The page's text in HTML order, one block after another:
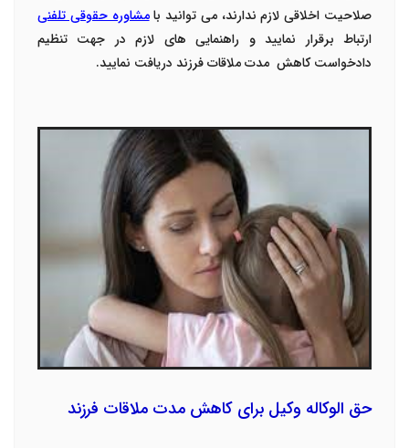
صلاحیت اخلاقی لازم ندارند، می توانید بامشاوره حقوقی تلفنی
ارتباط برقرار نمایید و راهنمایی های لازم در جهت تنظیم
دادخواست کاهش مدت ملاقات فرزند دریافت نمایید.
حق الوکاله وکیل برای کاهش مدت ملاقات فرزند